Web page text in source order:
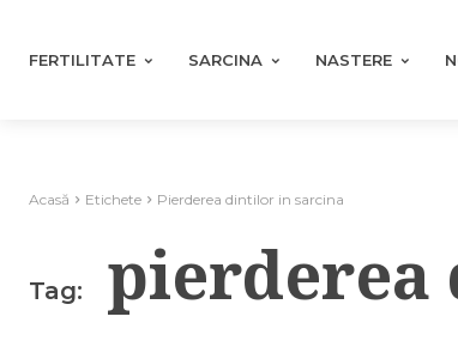
FERTILITATE SARCINA NASTERE
Acasă Etichete Pierderea dintilor in sarcina
Tag: